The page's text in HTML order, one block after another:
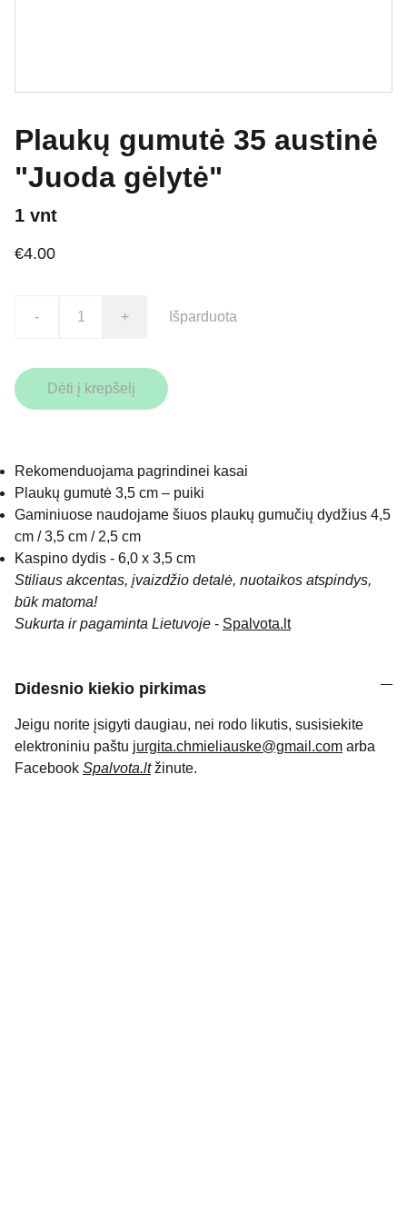
Plaukų gumutė 35 austinė
"Juoda gėlytė"
1 vnt
€4.00
- + Išparduota
Dėti į krepšelį
Rekomenduojama pagrindinei kasai
Plaukų gumutė 3,5 cm – puiki
Gaminiuose naudojame šiuos plaukų gumučių dydžius 4,5
cm / 3,5 cm / 2,5 cm
Kaspino dydis - 6,0 x 3,5 cm
Stiliaus akcentas, įvaizdžio detalė, nuotaikos atspindys,
būk matoma!
Sukurta ir pagaminta Lietuvoje - Spalvota.lt
Didesnio kiekio pirkimas
Jeigu norite įsigyti daugiau, nei rodo likutis, susisiekite
elektroniniu paštu jurgita.chmieliauske@gmail.com arba
Facebook Spalvota.lt žinute.